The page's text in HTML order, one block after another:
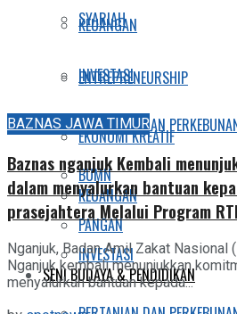
KEUANGAN
INVESTASI
PERTANIAN DAN
BUMN
PANGAN
SENI BUDAYA & PENDIDIKAN
SYARIAH
ENTREPRENEURSHIP
EKONOMI KREATIF
KEUANGAN
INVESTASI
BAZNAS JAWA TIMUR
Baznas nganjuk Kembali
dalam menyalurkan bantuan
prasejahtera Melalui Program
Nganjuk, Badan Amil Zakat Nasional
Nganjuk kembali menunjukkan
menyalurkan bantuan kepada...